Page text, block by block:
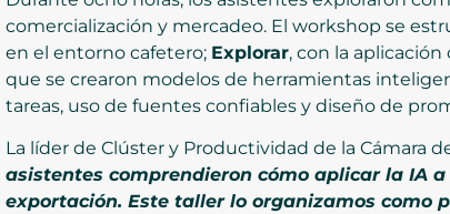
comercialización y mercadeo. El workshop se
en el entorno cafetero; Explorar, con la
que se crearon modelos de herramientas
tareas, uso de fuentes confiables y diseño de
La líder de Clúster y Productividad de la Cámara
asistentes comprendieron cómo aplicar la IA
exportación. Este taller lo organizamos como